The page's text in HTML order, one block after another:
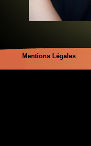
Mentions Légales